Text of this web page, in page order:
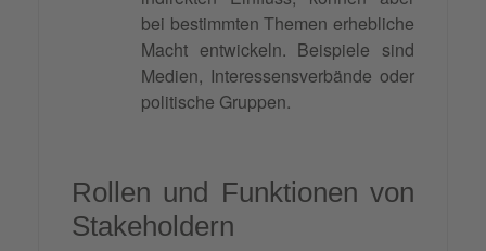
bei bestimmten Themen erhebliche
Macht entwickeln. Beispiele sind
Medien, Interessensverbände oder
politische Gruppen.
Rollen und Funktionen von
Stakeholdern